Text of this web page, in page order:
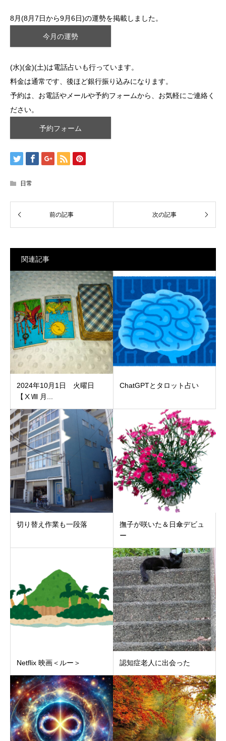
8月(8月7日から9月6日)の運勢を掲載しました。
今月の運勢
(水)(金)(土)は電話占いも行っています。
料金は通常です、後ほど銀行振り込みになります。
予約は、お電話やメールや予約フォームから、お気軽にご連絡く
ださい。
予約フォーム
日常
関連記事
2024年10月1日 火曜日
【ⅩⅧ 月...
ChatGPTとタロット占い
切り替え作業も一段落
撫子が咲いた＆日傘デビュ
ー
Netflix 映画＜ルー＞ 認知症老人に出会った